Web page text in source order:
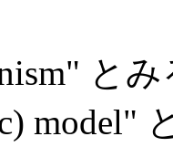
と
model"